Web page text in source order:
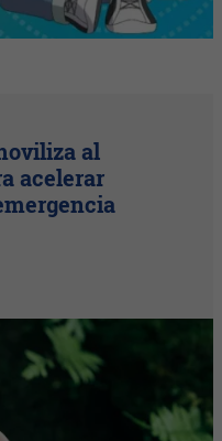
al
acelerar